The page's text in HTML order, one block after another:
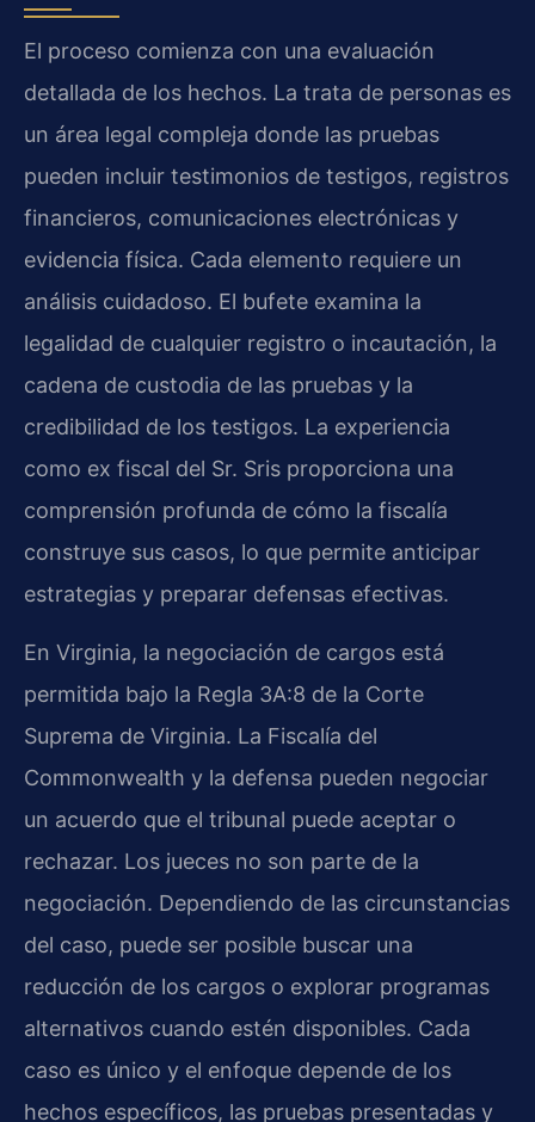
El proceso comienza con una evaluación
detallada de los hechos. La trata de personas es
un área legal compleja donde las pruebas
pueden incluir testimonios de testigos, registros
financieros, comunicaciones electrónicas y
evidencia física. Cada elemento requiere un
análisis cuidadoso. El bufete examina la
legalidad de cualquier registro o incautación, la
cadena de custodia de las pruebas y la
credibilidad de los testigos. La experiencia
como ex fiscal del Sr. Sris proporciona una
comprensión profunda de cómo la fiscalía
construye sus casos, lo que permite anticipar
estrategias y preparar defensas efectivas.
En Virginia, la negociación de cargos está
permitida bajo la Regla 3A:8 de la Corte
Suprema de Virginia. La Fiscalía del
Commonwealth y la defensa pueden negociar
un acuerdo que el tribunal puede aceptar o
rechazar. Los jueces no son parte de la
negociación. Dependiendo de las circunstancias
del caso, puede ser posible buscar una
reducción de los cargos o explorar programas
alternativos cuando estén disponibles. Cada
caso es único y el enfoque depende de los
hechos específicos, las pruebas presentadas y